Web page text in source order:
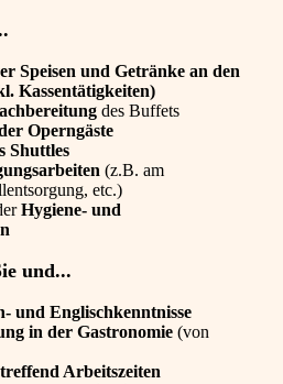
Speisen und Getränke an den
Kassentätigkeiten)
des Buffets
Operngäste
Shuttles
(z.B. am
etc.)
Hygiene- und
und...
und Englischkenntnisse
in der Gastronomie (von
Arbeitszeiten